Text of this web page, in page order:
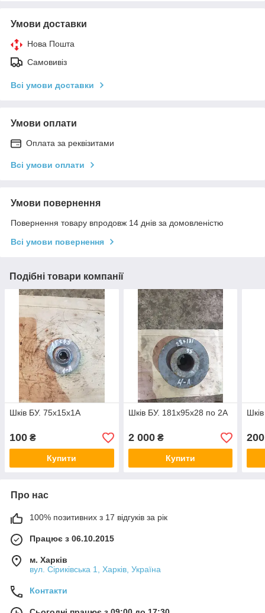
Умови доставки
Нова Пошта
Самовивіз
Всі умови доставки
Умови оплати
Оплата за реквізитами
Всі умови оплати
Умови повернення
Повернення товару впродовж 14 днів за домовленістю
Всі умови повернення
Подібні товари компанії
Шків БУ. 75х15х1А
100 ₴
Купити
Шків БУ. 181х95х28 по 2А
2 000₴
Купити
200
Про нас
100% позитивних з 17 відгуків за рік
Працює з 06.10.2015
м. Харків
вул. Сіриківська 1, Харків, Україна
Контакти